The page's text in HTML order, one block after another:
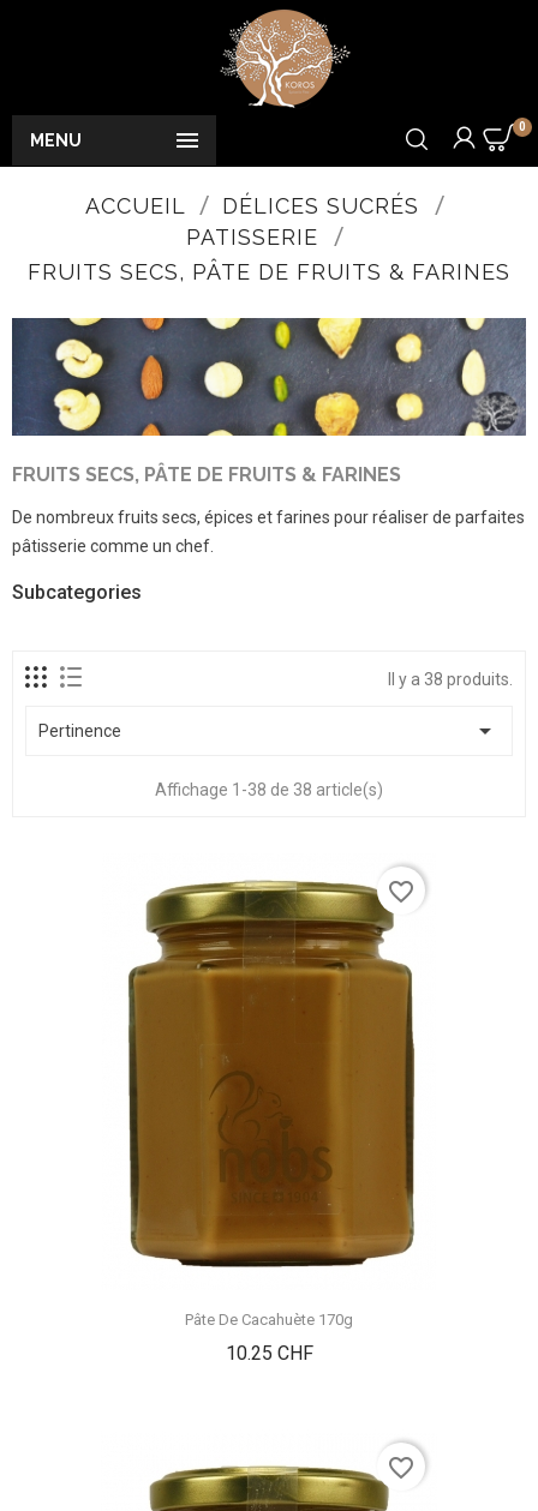

MENU
0
ACCUEIL
DÉLICES SUCRÉS
PATISSERIE
FRUITS SECS, PÂTE DE FRUITS & FARINES
FRUITS SECS, PÂTE DE FRUITS & FARINES
De nombreux fruits secs, épices et farines pour réaliser de parfaites
pâtisserie comme un chef.
Subcategories
Il y a 38 produits.
Pertinence 
Affichage 1-38 de 38 article(s)
Pâte De Cacahuète 170g
10.25 CHFPrix
favorite_border
favorite_border